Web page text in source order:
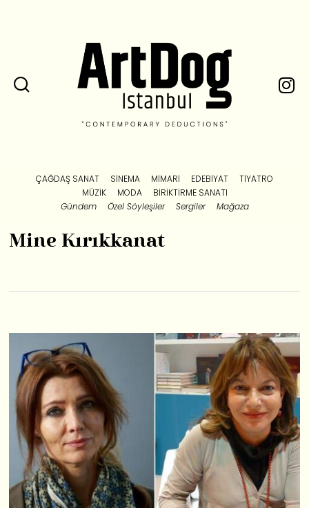
ÇAĞDAŞ SANAT SINEMA MIMARI EDEBIYAT
TIYATRO
MÜZIK
MODA
BIRIKTIRME SANATI
Gündem
Özel Söyleşiler Sergiler Mağaza
Mine Kırıkkanat